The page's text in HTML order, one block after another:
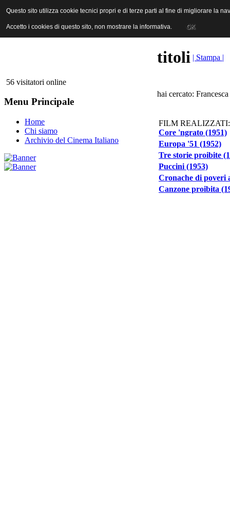
ANICA | Associazione Nazionale Industrie Cinematografiche
56 visitatori online
Menu Principale
Home
Chi siamo
Archivio del Cinema Italiano
titoli | Stampa |
hai cercato:
FILM REALIZZATI:
Core 'ngrato (1951)
Europa '51 (1952)
Tre storie proibite
Puccini (1953)
Cronache di poveri
Canzone proibita
Questo sito utilizza cookie tecnici propri e di terze parti al fine di migliorare la
Accetto i cookies di questo sito, non mostrare la informativa. OK
Questo sito utilizza cookie tecnici propri e di terze parti al fine di migliorare la
Accetto i cookies di questo sito, non mostrare la informativa. OK